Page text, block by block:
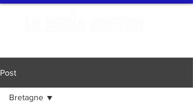
Post
Bretagne